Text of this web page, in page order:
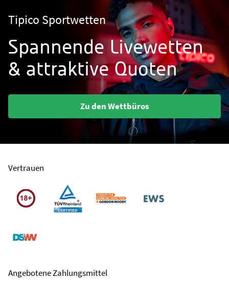
Tipico Sportwetten
Spannende Livewetten
& attraktive Quoten
Zu den Wettbüros
Vertrauen
Angebotene Zahlungsmittel